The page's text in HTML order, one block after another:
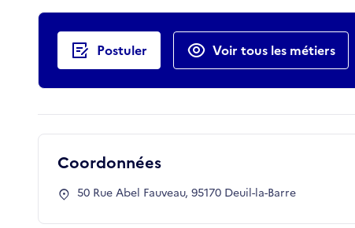
Actions rapides
Postuler Voir tous les métiers
Coordonnées
50 Rue Abel Fauveau, 95170 Deuil-la-Barre